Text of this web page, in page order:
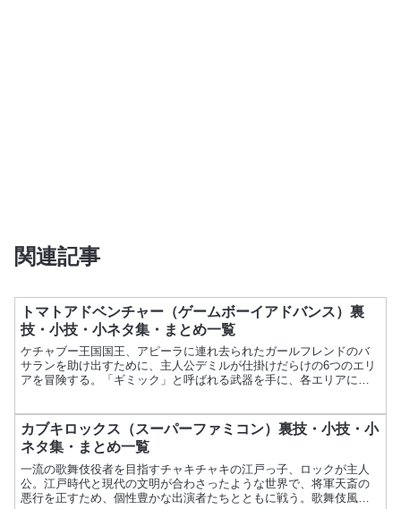
関連記事
トマトアドベンチャー（ゲームボーイアドバンス）裏
技・小技・小ネタ集・まとめ一覧
ケチャブー王国国王、アピーラに連れ去られたガールフレンドのバ
サランを助け出すために、主人公デミルが仕掛けだらけの6つのエリ
アを冒険する。「ギミック」と呼ばれる武器を手に、各エリアに待
カブキロックス（スーパーファミコン）裏技・小技・小
ネタ集・まとめ一覧
一流の歌舞伎役者を目指すチャキチャキの江戸っ子、ロックが主人
公。江戸時代と現代の文明が合わさったような世界で、将軍天斎の
悪行を正すため、個性豊かな出演者たちとともに戦う。歌舞伎風の